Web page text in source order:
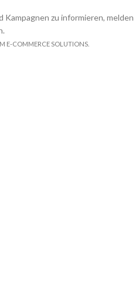
zu informieren, melden
E-COMMERCE SOLUTIONS.